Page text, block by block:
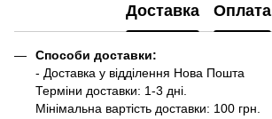
Доставка Оплата
Способи доставки:
- Доставка у відділення Нова Пошта
Терміни доставки: 1-3 дні.
Мінімальна вартість доставки: 100 грн.